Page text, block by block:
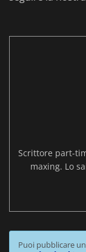
Scrittore part-
maxing. Lo
Puoi pubblicare